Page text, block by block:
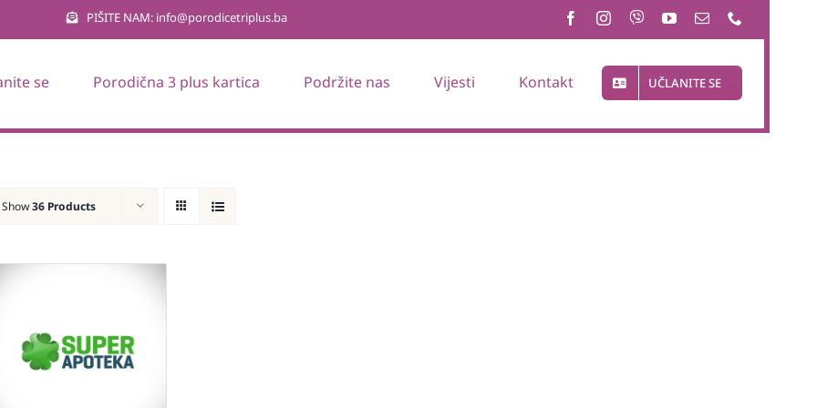
PIŠITE NAM: info@porodicetriplus.ba
se Porodična 3 plus kartica Podržite nas Vijesti Kontakt UČLANITE SE
Show36 Products